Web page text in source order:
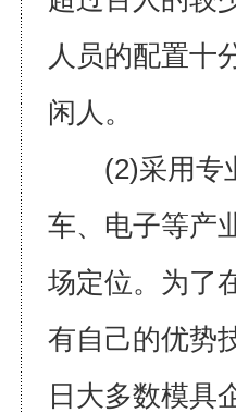
人员的配置十
闲人。
(2)采用专业
车、电子等产
场定位。为了
有自己的优势
日大多数模具